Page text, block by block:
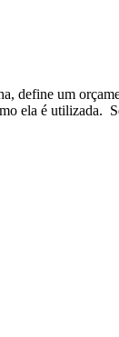
um
ela é utilizada.